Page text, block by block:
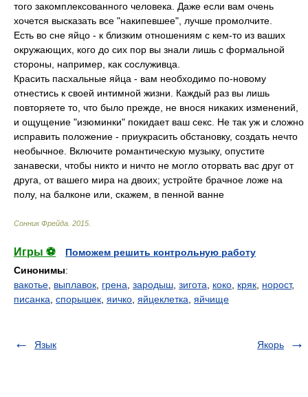
того закомплексованного человека. Даже если вам очень
хочется высказать все "накипевшее", лучше промолчите.
Есть во сне яйцо - к близким отношениям с кем-то из ваших
окружающих, кого до сих пор вы знали лишь с формальной
стороны, например, как сослуживца.
Красить пасхальные яйца - вам необходимо по-новому
отнестись к своей интимной жизни. Каждый раз вы лишь
повторяете то, что было прежде, не внося никаких изменений,
и ощущение "изюминки" покидает ваш секс. Не так уж и сложно
исправить положение - приукрасить обстановку, создать нечто
необычное. Включите романтическую музыку, опустите
занавески, чтобы никто и ничто не могло оторвать вас друг от
друга, от вашего мира на двоих; устройте брачное ложе на
полу, на балконе или, скажем, в пенной ванне
Cонник Фрейда 2015
Игры ⚽
Поможем решить контрольную работу
Синонимы:
вакотье выплавок грена зародыш зигота коко кряк норост,
писанка спорышек яичко яйцеклетка яйчище
Язык Якорь